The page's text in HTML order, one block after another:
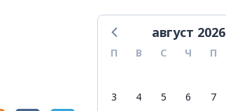
август 2026
П В С Ч П
3
4 5 6 7